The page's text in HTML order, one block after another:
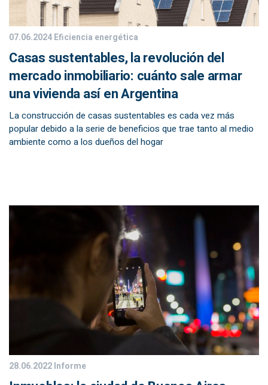
07.06.2024Eficiencia energética
Casas sustentables, la revolución del
mercado inmobiliario: cuánto sale armar
una vivienda así en Argentina
La construcción de casas sustentables es cada vez más
popular debido a la serie de beneficios que trae tanto al medio
ambiente como a los dueños del hogar
28.06.2022Informe